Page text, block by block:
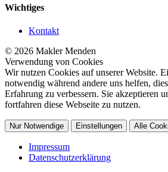
Wichtiges
Kontakt
© 2026 Makler Menden
Verwendung von Cookies
Wir nutzen Cookies auf unserer Website.
notwendig während andere uns helfen,
Erfahrung zu verbessern. Sie akzeptieren
fortfahren diese Webseite zu nutzen.
Nur Notwendige Einstellungen Alle
Impressum
Datenschutzerklärung